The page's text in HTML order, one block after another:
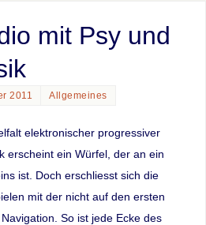
mit Psy und
2011 Allgemeines
elektronischer progressiver
erscheint ein Würfel, der an ein
ist. Doch erschliesst sich die
mit der nicht auf den ersten
So ist jede Ecke des